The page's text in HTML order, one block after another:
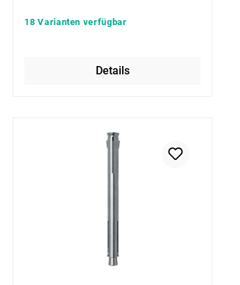
18 Varianten verfügbar
Details